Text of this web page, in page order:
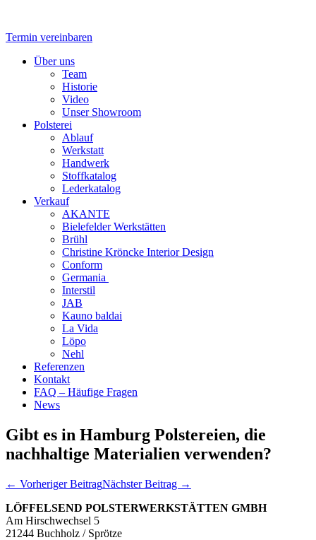
springen
Termin vereinbaren
Flyout Über uns
Team
Historie
Video
Unser Showroom
Polsterei
Ablauf
Werkstatt
Handwerk
Stoffkatalog
Lederkatalog
Verkauf
AKANTE
Bielefelder Werkstätten
Brühl
Christine Kröncke Interior Design
Conform
Germania
Interstil
JAB
Kauno baldai
La Vida
Löpo
Nehl
Referenzen
Kontakt
FAQ – Häufige Fragen
News
Gibt es in Hamburg Polstereien, die
nachhaltige Materialien verwenden?
Beitragsnavigation
← Vorheriger BeitragNächster Beitrag →
LÖFFELSEND POLSTERWERKSTÄTTEN GMBH
Am Hirschwechsel 5
21244 Buchholz / Sprötze